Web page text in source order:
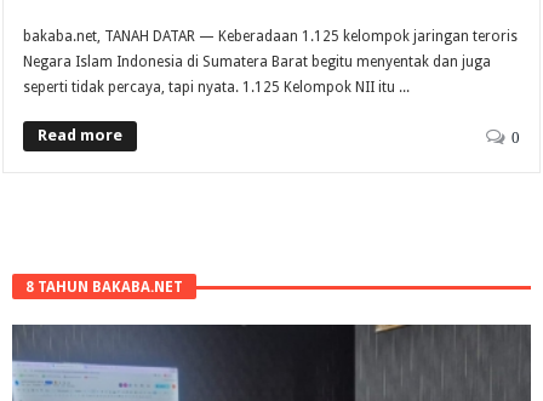
bakaba.net, TANAH DATAR — Keberadaan 1.125 kelompok jaringan teroris
Negara Islam Indonesia di Sumatera Barat begitu menyentak dan juga
seperti tidak percaya, tapi nyata. 1.125 Kelompok NII itu ...
Read more 0
8 TAHUN BAKABA.NET